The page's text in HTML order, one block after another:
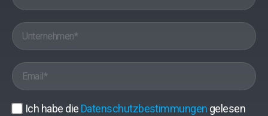
Ich habe die Datenschutzbestimmungen gelesen